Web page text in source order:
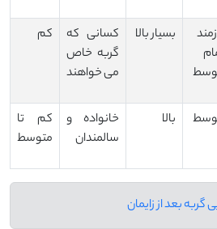
بسیار بالا
کسانی که
گربه خاص
می خواهند
کم
بالا
خانواده و
سالمندان
کم تا
متوسط
گربه بعد از زایمان